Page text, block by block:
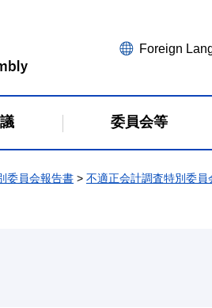
Foreign
委員会等
委員会報告書 > 不適正会計調査特別委員